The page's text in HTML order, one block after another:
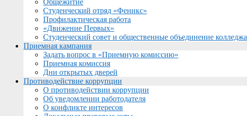
Общежитие
Студенческий отряд «Феникс»
Профилактическая работа
«Движение Первых»
Студенческий совет и общественные объединение колледжа
Приемная кампания
Задать вопрос в «Приемную комиссию»
Приемная комиссия
Дни открытых дверей
Противодействие коррупции
О противодействии коррупции
Об уведомлении работодателя
О конфликте интересов